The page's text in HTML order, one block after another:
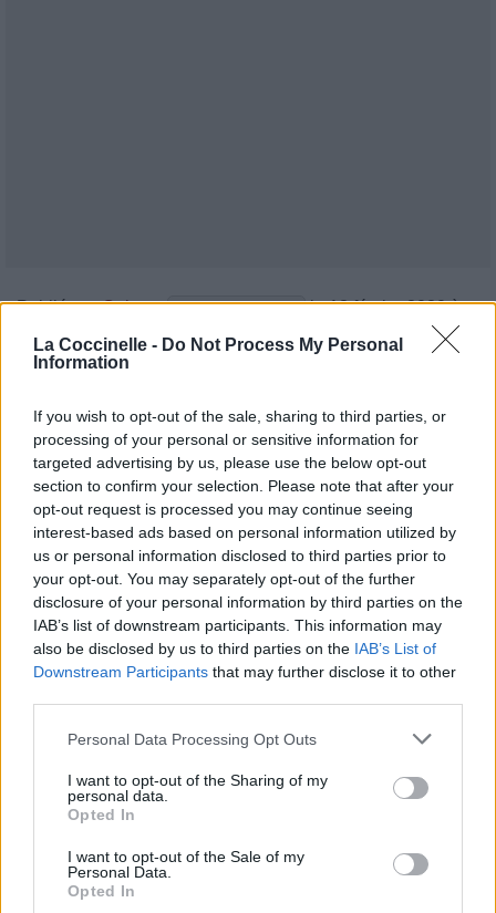
La Coccinelle - Do Not Process My Personal
Information
If you wish to opt-out of the sale, sharing to third parties, or
processing of your personal or sensitive information for
targeted advertising by us, please use the below opt-out
section to confirm your selection. Please note that after your
opt-out request is processed you may continue seeing
interest-based ads based on personal information utilized by
us or personal information disclosed to third parties prior to
your opt-out. You may separately opt-out of the further
disclosure of your personal information by third parties on the
IAB’s list of downstream participants. This information may
also be disclosed by us to third parties on the IAB’s List of
Downstream Participants that may further disclose it to other
Personal Data Processing Opt Outs
I want to opt-out of the Sharing of my
personal data.
Opted In
I want to opt-out of the Sale of my
Personal Data.
Opted In
Publié parCelesta 15547 3 3 5 le 13 février 2020 à
7h.
Paroles + Traduction Téléchargement
Vidéos
Commentaires
Pour prolonger le plaisir musical :
Vous aimez chanter, apprenez la guitare chez
Télécharger légalement les MP3 ou trouver le CD sur
Trouver des vinyles et des CD sur
Trouver un instrument de musique ou une partition au
meilleur prix sur